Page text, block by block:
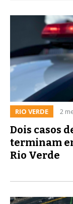
RIO VERDE 2
Dois casos
terminam
Rio Verde